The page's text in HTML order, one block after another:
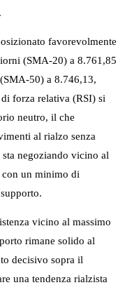
favorevolmente
(SMA-20) a 8.761,85
50) a 8.746,13,
forza relativa (RSI) si
neutro, il che
al rialzo senza
negoziando vicino al
con un minimo di
vicino al massimo
rimane solido al
decisivo sopra il
una tendenza rialzista